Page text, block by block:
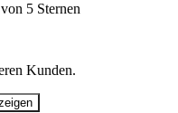
5 Sternen
Kunden.